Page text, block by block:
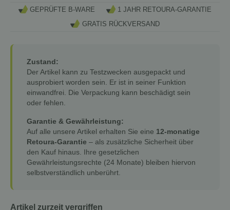
GEPRÜFTE B-WARE
1 JAHR RETOURA-GARANTIE
GRATIS RÜCKVERSAND
Zustand:
Der Artikel kann zu Testzwecken ausgepackt und
ausprobiert worden sein. Er ist in seiner Funktion
einwandfrei. Die Verpackung kann beschädigt sein
oder fehlen.
Garantie & Gewährleistung:
Auf alle unsere Artikel erhalten Sie eine 12-monatige
Retoura-Garantie – als zusätzliche Sicherheit über
den Kauf hinaus. Ihre gesetzlichen
Gewährleistungsrechte (24 Monate) bleiben hiervon
selbstverständlich unberührt.
Artikel zurzeit vergriffen